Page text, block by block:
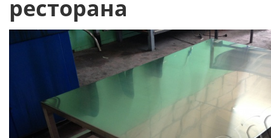
ресторана